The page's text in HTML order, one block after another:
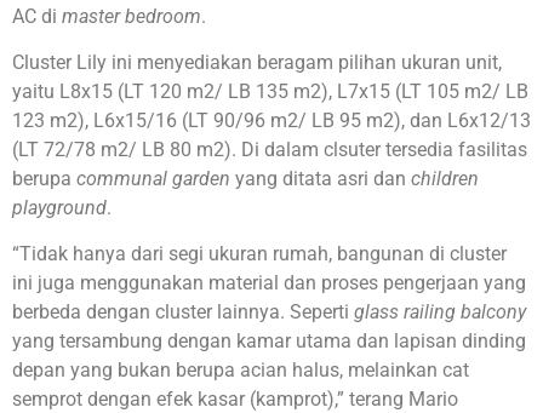
AC di master bedroom.
Cluster Lily ini menyediakan beragam pilihan ukuran unit,
yaitu L8x15 (LT 120 m2/ LB 135 m2), L7x15 (LT 105 m2/ LB
123 m2), L6x15/16 (LT 90/96 m2/ LB 95 m2), dan L6x12/13
(LT 72/78 m2/ LB 80 m2). Di dalam clsuter tersedia fasilitas
berupa communal garden yang ditata asri dan children
playground.
“Tidak hanya dari segi ukuran rumah, bangunan di cluster
ini juga menggunakan material dan proses pengerjaan yang
berbeda dengan cluster lainnya. Seperti glass railing balcony
yang tersambung dengan kamar utama dan lapisan dinding
depan yang bukan berupa acian halus, melainkan cat
semprot dengan efek kasar (kamprot),” terang Mario